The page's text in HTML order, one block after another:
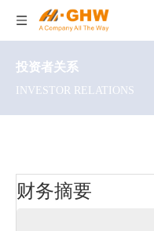
投资者关系
INVESTOR RELATIONS
财务摘要